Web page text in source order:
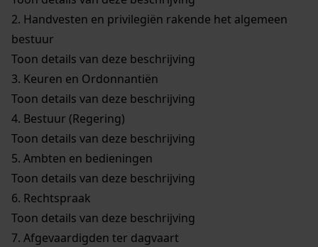
2. Handvesten en privilegiën rakende het algemeen
bestuur
Toon details van deze beschrijving
3. Keuren en Ordonnantiën
Toon details van deze beschrijving
4. Bestuur (Regering)
Toon details van deze beschrijving
5. Ambten en bedieningen
Toon details van deze beschrijving
6. Rechtspraak
Toon details van deze beschrijving
7. Afgevaardigden ter dagvaart